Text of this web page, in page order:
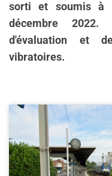
sorti et soumis à
décembre
d'évaluation et
vibratoires.